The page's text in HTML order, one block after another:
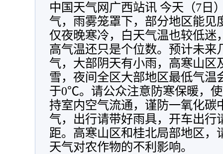
中国天气网广西站讯 今天（7日
气，雨雾笼罩下，部分地区能见
仅夜晚寒冷，白天气温也较低迷
高气温还只是个位数。预计未来
气，大部阴天有小雨，高寒山区
雪，夜间全区大部地区最低气温
于0℃。请公众注意防寒保暖，
持室内空气流通，谨防一氧化碳
气，出行请带好雨具，开车出行
距。高寒山区和桂北局部地区，
天气对农作物的不利影响。